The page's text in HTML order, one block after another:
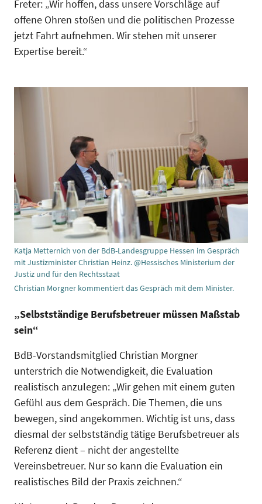
Freter: „Wir hoffen, dass unsere Vorschläge auf
offene Ohren stoßen und die politischen Prozesse
jetzt Fahrt aufnehmen. Wir stehen mit unserer
Expertise bereit.“
Katja Metternich von der BdB-Landesgruppe Hessen im Gespräch
mit Justizminister Christian Heinz. @Hessisches Ministerium der
Justiz und für den Rechtsstaat
Video Abspielen
Christian Morgner kommentiert das Gespräch mit dem Minister.
„Selbstständige Berufsbetreuer müssen Maßstab
sein“
BdB-Vorstandsmitglied Christian Morgner
unterstrich die Notwendigkeit, die Evaluation
realistisch anzulegen: „Wir gehen mit einem guten
Gefühl aus dem Gespräch. Die Themen, die uns
bewegen, sind angekommen. Wichtig ist uns, dass
diesmal der selbstständig tätige Berufsbetreuer als
Referenz dient – nicht der angestellte
Vereinsbetreuer. Nur so kann die Evaluation ein
realistisches Bild der Praxis zeichnen.“